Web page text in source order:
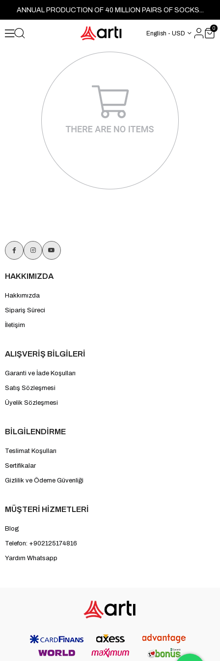
ANNUAL PRODUCTION OF 40 MILLION PAIRS OF SOCKS...
English - USD
0
HAKKIMIZDA
Hakkımızda
Sipariş Süreci
İletişim
ALIŞVERİŞ BİLGİLERİ
Garanti ve İade Koşulları
Satış Sözleşmesi
Üyelik Sözleşmesi
BİLGİLENDİRME
Teslimat Koşulları
Sertifikalar
Gizlilik ve Ödeme Güvenliği
MÜŞTERİ HİZMETLERİ
Blog
Telefon: +902125174816
Yardım Whatsapp